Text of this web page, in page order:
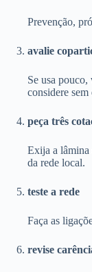
Prevenção,
avalie
Se usa pouco,
considere
peça três
Exija a lâmina
da rede local.
teste a rede
Faça as
revise